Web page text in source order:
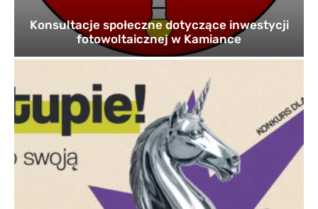
Konsultacje społeczne dotyczące inwestycji
fotowoltaicznej w Kamiance